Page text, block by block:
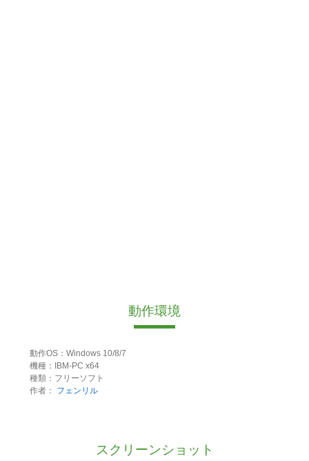
動作環境
動作OS：Windows 10/8/7
機種：IBM-PC x64
種類：フリーソフト
作者：
フェンリル
スクリーンショット